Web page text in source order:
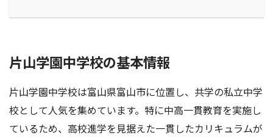
片山学園中学校の基本情報
片山学園中学校は富山県富山市に位置し、共学の私立中学
校として人気を集めています。特に中高一貫教育を実施し
ているため、高校進学を見据えた一貫したカリキュラムが